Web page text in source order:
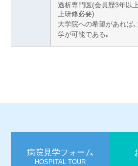
透析専門医(会員歴3年以
上研修必要)
大学院への希望があれば
学が可能である。
病院見学フォーム
HOSPITAL TOUR